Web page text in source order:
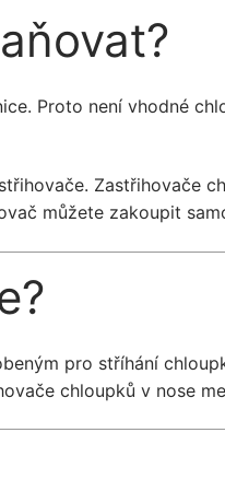
Proto není vhodné
Zastřihovače
můžete zakoupit
pro stříhání
chloupků v nose